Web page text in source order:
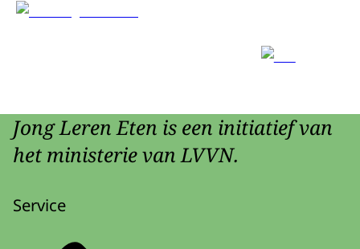
Jong Leren Eten is een initiatief van
het ministerie van LVVN.
Service